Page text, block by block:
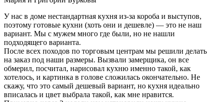
У нас в доме нестандартная кухня из-за короба и выступов,
поэтому готовые кухни (хоть они и дешевле) — это не наш
вариант. Мы с мужем много где были, но не нашли
подходящего варианта.
После всех походов по торговым центрам мы решили делать
на заказ под наши размеры. Вызвали замерщика, он все
обмерил, посчитал, нарисовал кухню именно такой, как
хотелось, и картинка в голове сложилась окончательно. Не
скажу, что это самый дешевый вариант, но кухня идеально
вписалась и цвет выбрала такой, как мне нравится.